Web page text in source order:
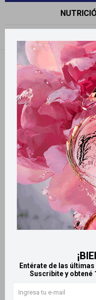
Entérate de las
Suscribite y obtené
Filtrando por: Nutrición
Llega HOY
LlegaHOY
2.745